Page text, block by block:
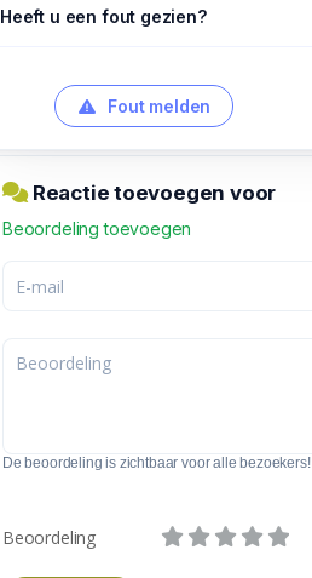
Heeft u een fout gezien?
Fout melden
Reactie toevoegen voor
Beoordeling toevoegen
De beoordeling is zichtbaar voor alle bezoekers!
Beoordeling